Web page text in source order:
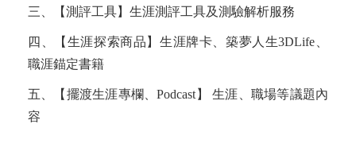
三、【測評工具】生涯測評工具及測驗解析服務
四、【生涯探索商品】生涯牌卡、築夢人生3DLife、
職涯錨定書籍
五、【擺渡生涯專欄、Podcast】 生涯、職場等議題內
容